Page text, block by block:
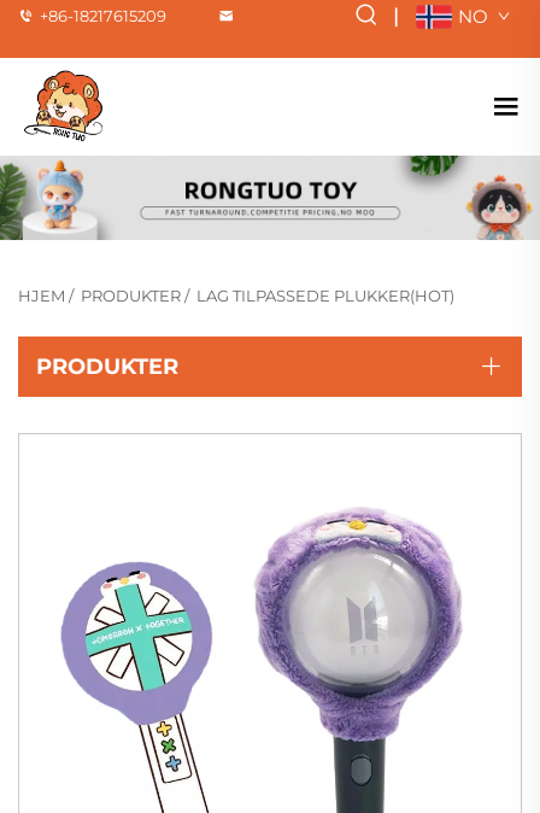
+86-18217615209 | NO
HJEM / PRODUKTER/ LAG TILPASSEDE PLUKKER(HOT)
PRODUKTER